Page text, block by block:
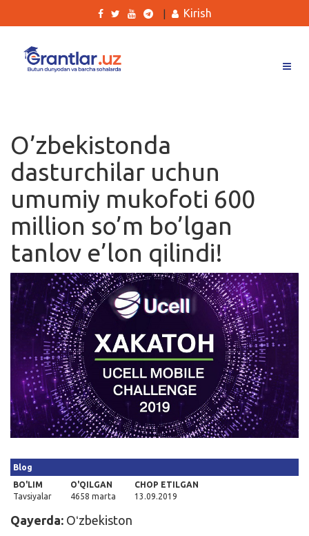
Ishlar
Kurslar
Blog
Yana
Qidirish
Kirish
Kirish
O’zbekistonda
dasturchilar uchun
umumiy mukofoti 600
million so’m bo’lgan
tanlov e’lon qilindi!
Blog
BO'LIM
Tavsiyalar
O'QILGAN
4658 marta
CHOP ETILGAN
13.09.2019
Qayerda: Oʻzbekiston